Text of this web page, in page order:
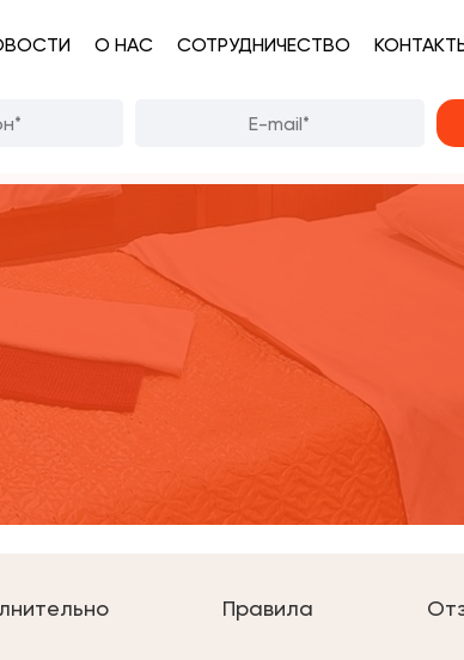
О НАС СОТРУДНИЧЕСТВО
Правила